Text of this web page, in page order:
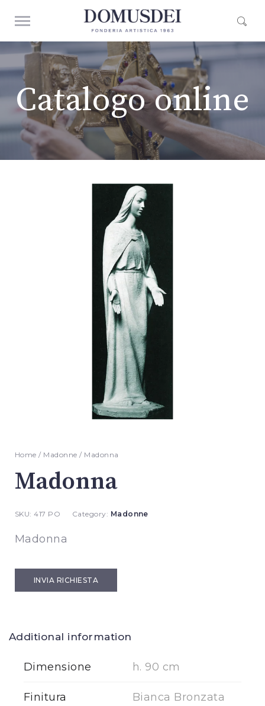
Catalogo online
Home / Madonne / Madonna
Madonna
SKU:417 PO Category: Madonne
Madonna
INVIA RICHIESTA
Additional information
Dimensione h. 90 cm
Finitura Bianca Bronzata